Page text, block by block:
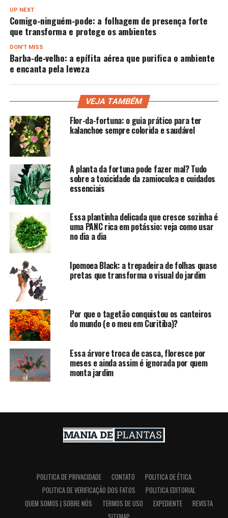
UP NEXT
Comigo-ninguém-pode: a folhagem de presença forte
que transforma e protege os ambientes
DON'T MISS
Barba‑de‑velho: a epífita aérea que purifica o ambiente
e encanta pela leveza
VEJA TAMBÉM
Flor-da-fortuna: o guia prático para ter
kalanchoe sempre colorida e saudável
A planta da fortuna pode fazer mal? Tudo
sobre a toxicidade da zamioculca e cuidados
essenciais
Essa plantinha delicada que cresce sozinha é
uma PANC rica em potássio: veja como usar
no dia a dia
Ipomoea Black: a trepadeira de folhas quase
pretas que transforma o visual do jardim
Por que o tagetão conquistou os canteiros
do mundo (e o meu em Curitiba)?
Essa árvore troca de casca, floresce por
meses e ainda assim é ignorada por quem
monta jardim
POLITICA DE PRIVACIDADE CONTATO
POLITICA DE ÉTICA
POLITICA DE VERIFICAÇÃO DOS FATOS
POLITICA EDITORIAL
QUEM SOMOS | SOBRE NÓS
TERMOS DE USO EXPEDIENTE
REVISTA